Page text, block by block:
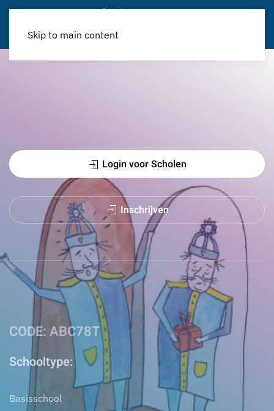
Skip to main content
Login voor Scholen
Inschrijven
CODE: ABC78T
Schooltype:
Basisschool